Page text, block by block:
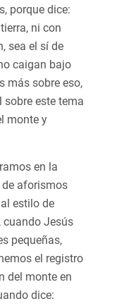
porque dice:
ni con
sea el sí de
caigan bajo
más sobre eso,
este tema
monte y
en la
aforismos
estilo de
cuando Jesús
pequeñas,
el registro
del monte en
dice: